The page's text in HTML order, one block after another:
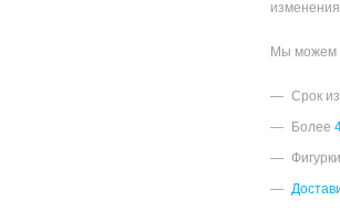
Мы можем
Срок
Более